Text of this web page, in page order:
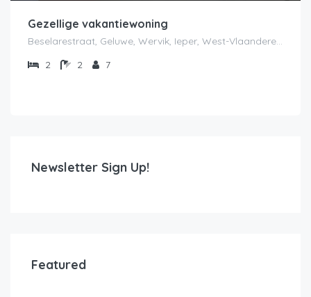
Gezellige vakantiewoning
Beselarestraat, Geluwe, Wervik, Ieper, West-Vlaanderen, Vlaanderen, 8940, België
2
2 7
Newsletter Sign Up!
Featured